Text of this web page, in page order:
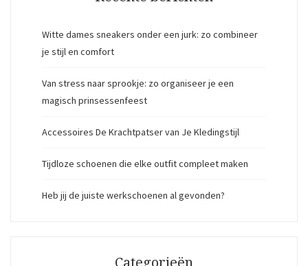
Witte dames sneakers onder een jurk: zo combineer
je stijl en comfort
Van stress naar sprookje: zo organiseer je een
magisch prinsessenfeest
Accessoires De Krachtpatser van Je Kledingstijl
Tijdloze schoenen die elke outfit compleet maken
Heb jij de juiste werkschoenen al gevonden?